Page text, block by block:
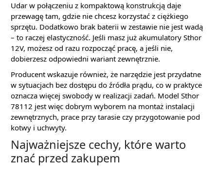
Udar w połączeniu z kompaktową konstrukcją daje
przewagę tam, gdzie nie chcesz korzystać z ciężkiego
sprzętu. Dodatkowo brak baterii w zestawie nie jest wadą
– to raczej elastyczność. Jeśli masz już akumulatory Sthor
12V, możesz od razu rozpocząć pracę, a jeśli nie,
dobierzesz odpowiedni wariant zewnętrznie.
Producent wskazuje również, że narzędzie jest przydatne
w sytuacjach bez dostępu do źródła prądu, co w praktyce
oznacza więcej swobody w realizacji zadań. Model Sthor
78112 jest więc dobrym wyborem na montaż instalacji
zewnętrznych, prace przy tarasie czy przygotowanie pod
kotwy i uchwyty.
Najważniejsze cechy, które warto
znać przed zakupem